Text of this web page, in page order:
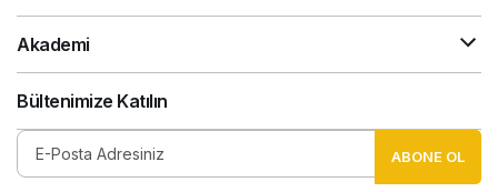
Akademi
Bültenimize Katılın
ABONE OL